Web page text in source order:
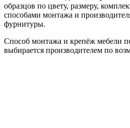
образцов по цвету, размеру,
способами монтажа и
фурнитуры.
Способ монтажа и крепёж мебели
выбирается производителем по